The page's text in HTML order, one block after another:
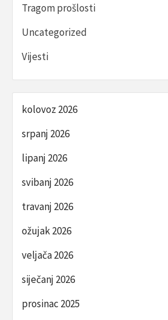
Tragom prošlosti
Uncategorized
Vijesti
kolovoz 2026
srpanj 2026
lipanj 2026
svibanj 2026
travanj 2026
ožujak 2026
veljača 2026
siječanj 2026
prosinac 2025